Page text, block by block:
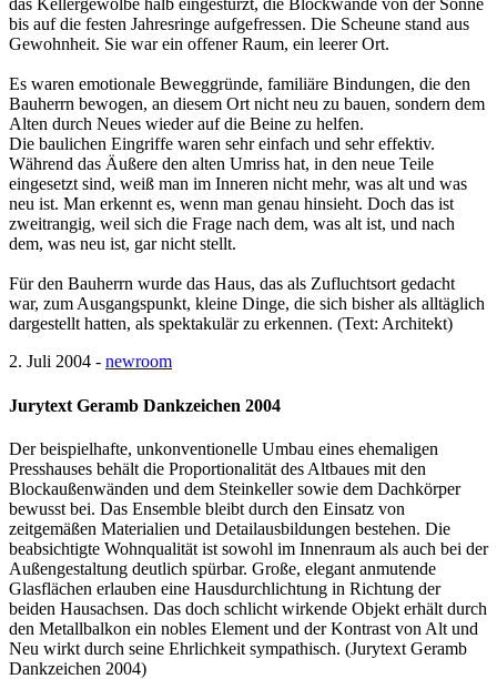
das Kellergewölbe halb eingestürzt, die Blockwände von der Sonne
bis auf die festen Jahresringe aufgefressen. Die Scheune stand aus
Gewohnheit. Sie war ein offener Raum, ein leerer Ort.
Es waren emotionale Beweggründe, familiäre Bindungen, die den
Bauherrn bewogen, an diesem Ort nicht neu zu bauen, sondern dem
Alten durch Neues wieder auf die Beine zu helfen.
Die baulichen Eingriffe waren sehr einfach und sehr effektiv.
Während das Äußere den alten Umriss hat, in den neue Teile
eingesetzt sind, weiß man im Inneren nicht mehr, was alt und was
neu ist. Man erkennt es, wenn man genau hinsieht. Doch das ist
zweitrangig, weil sich die Frage nach dem, was alt ist, und nach
dem, was neu ist, gar nicht stellt.
Für den Bauherrn wurde das Haus, das als Zufluchtsort gedacht
war, zum Ausgangspunkt, kleine Dinge, die sich bisher als alltäglich
dargestellt hatten, als spektakulär zu erkennen. (Text: Architekt)
2. Juli 2004 - newroom
Jurytext Geramb Dankzeichen 2004
Der beispielhafte, unkonventionelle Umbau eines ehemaligen
Presshauses behält die Proportionalität des Altbaues mit den
Blockaußenwänden und dem Steinkeller sowie dem Dachkörper
bewusst bei. Das Ensemble bleibt durch den Einsatz von
zeitgemäßen Materialien und Detailausbildungen bestehen. Die
beabsichtigte Wohnqualität ist sowohl im Innenraum als auch bei der
Außengestaltung deutlich spürbar. Große, elegant anmutende
Glasflächen erlauben eine Hausdurchlichtung in Richtung der
beiden Hausachsen. Das doch schlicht wirkende Objekt erhält durch
den Metallbalkon ein nobles Element und der Kontrast von Alt und
Neu wirkt durch seine Ehrlichkeit sympathisch. (Jurytext Geramb
Dankzeichen 2004)